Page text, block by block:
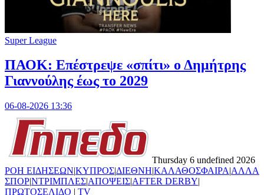
Super League
ΠΑΟΚ: Επέστρεψε «σπίτι» ο Δημήτρης
Γιαννούλης έως το 2029
06-08-2026 13:36
Thursday 6 undefined 2026
ΡΟΗ ΕΙΔΗΣΕΩΝ|ΚΥΠΡΟΣ|ΔΙΕΘΝΗ|ΚΑΛΑΘΟΣΦΑΙΡΑ|ΑΛΛΑ
ΣΠΟΡ|ΝΤΡΙΜΠΛΕΣ|ΑΠΟΨΕΙΣ|AFTER DERBY|
ΠΡΩΤΟΣΕΛΙΔΟ | TV